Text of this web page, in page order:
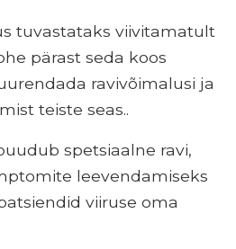
tuvastataks viivitamatult
pärast seda koos
ravivõimalusi ja
teiste seas..
spetsiaalne ravi,
leevendamiseks
viiruse oma